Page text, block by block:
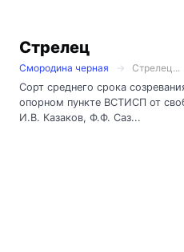
Стрелец
Смородина черная
Стрелец...
Сорт среднего срока
опорном пункте ВСТИСП от
И.В. Казаков, Ф.Ф. Саз...